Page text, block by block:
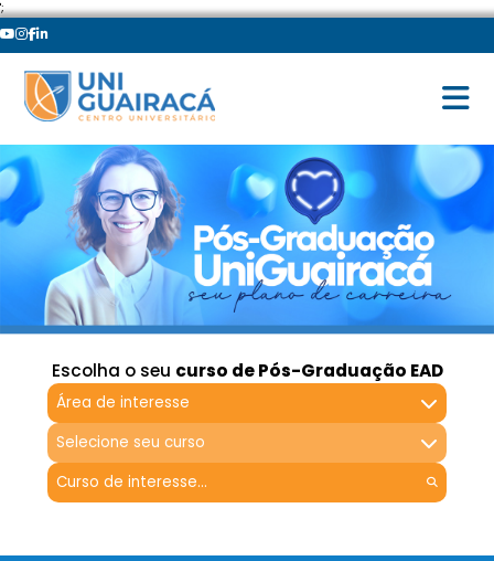
';
Escolha o seu curso de Pós-Graduação EAD
Área de interesse
Selecione seu curso